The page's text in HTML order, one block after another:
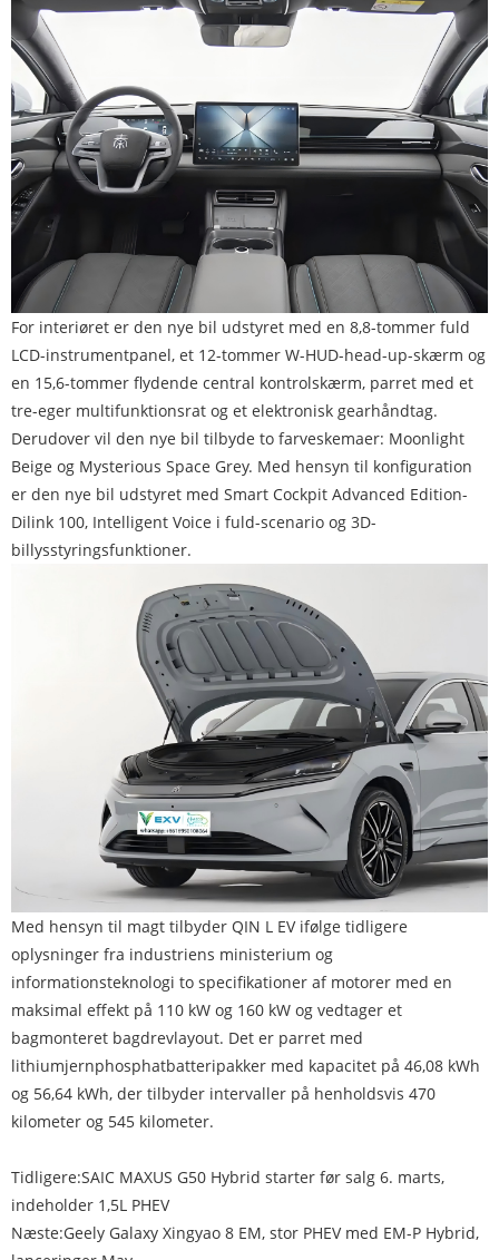
For interiøret er den nye bil udstyret med en 8,8-tommer fuld
LCD-instrumentpanel, et 12-tommer W-HUD-head-up-skærm og
en 15,6-tommer flydende central kontrolskærm, parret med et
tre-eger multifunktionsrat og et elektronisk gearhåndtag.
Derudover vil den nye bil tilbyde to farveskemaer: Moonlight
Beige og Mysterious Space Grey. Med hensyn til konfiguration
er den nye bil udstyret med Smart Cockpit Advanced Edition-
Dilink 100, Intelligent Voice i fuld-scenario og 3D-
billysstyringsfunktioner.
Med hensyn til magt tilbyder QIN L EV ifølge tidligere
oplysninger fra industriens ministerium og
informationsteknologi to specifikationer af motorer med en
maksimal effekt på 110 kW og 160 kW og vedtager et
bagmonteret bagdrevlayout. Det er parret med
lithiumjernphosphatbatteripakker med kapacitet på 46,08 kWh
og 56,64 kWh, der tilbyder intervaller på henholdsvis 470
kilometer og 545 kilometer.
Tidligere:SAIC MAXUS G50 Hybrid starter før salg 6. marts,
indeholder 1,5L PHEV
Næste:Geely Galaxy Xingyao 8 EM, stor PHEV med EM-P Hybrid,